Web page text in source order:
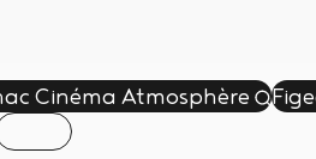
Cinéma Atmosphère
des films très jeune